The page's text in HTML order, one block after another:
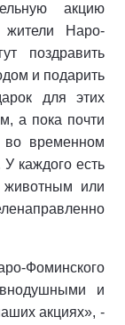
акцию
Наро-
поздравить
и подарить
для этих
а пока почти
во временном
каждого есть
животным или
Фоминского
и
акциях», -